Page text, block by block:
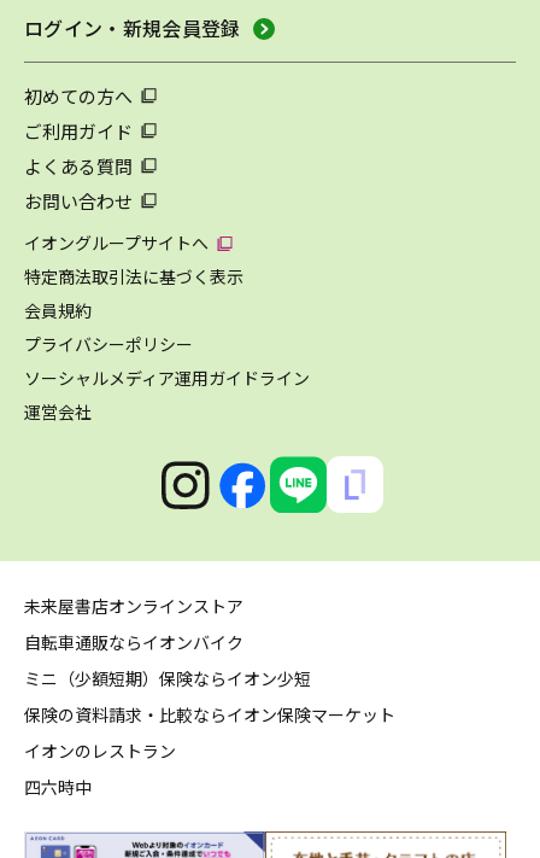
ログイン・新規会員登録
初めての方へ
ご利用ガイド
よくある質問
お問い合わせ
イオングループサイトへ
特定商法取引法に基づく表示
会員規約
プライバシーポリシー
ソーシャルメディア運用ガイドライン
運営会社
未来屋書店オンラインストア
自転車通販ならイオンバイク
ミニ（少額短期）保険ならイオン少短
保険の資料請求・比較ならイオン保険マーケット
イオンのレストラン
四六時中